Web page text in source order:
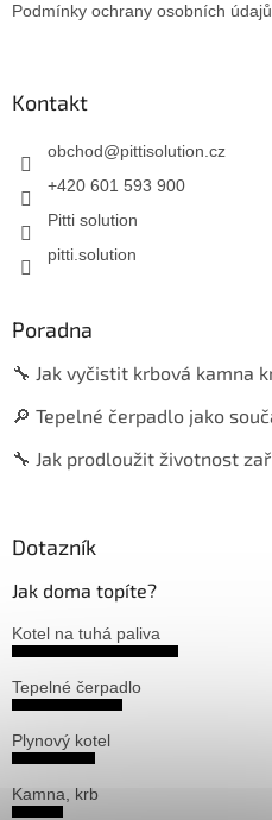
Podmínky ochrany osobních údajů
Kontakt
obchod@pittisolution.cz
+420 601 593 900
Pitti solution
pitti.solution
Poradna
🔧 Jak vyčistit krbová kamna
🔎 Tepelné čerpadlo jako
🔧 Jak prodloužit životnost
Dotazník
Jak doma topíte?
Kotel na tuhá paliva
Tepelné čerpadlo
Plynový kotel
Kamna, krb